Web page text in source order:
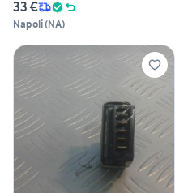
33 €
Napoli(NA)